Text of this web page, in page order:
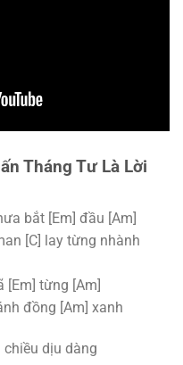
Tháng Tư Là Lời
bắt [Em] đầu [Am]
[C]
lay từng nhành
[Em] từng [Am]
đồng [Am] xanh
chiều dịu dàng